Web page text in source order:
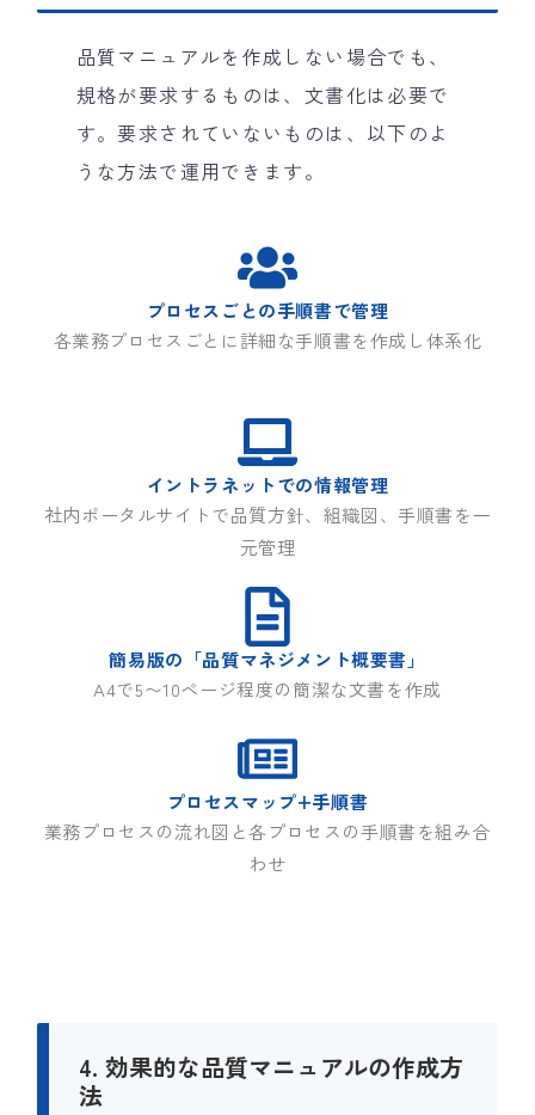
品質マニュアルを作成しない場合でも、
規格が要求するものは、文書化は必要で
す。要求されていないものは、以下のよ
うな方法で運用できます。
プロセスごとの手順書で管理
各業務プロセスごとに詳細な手順書を作成し体系化
イントラネットでの情報管理
社内ポータルサイトで品質方針、組織図、手順書を一
元管理
簡易版の「品質マネジメント概要書」
A4で5〜10ページ程度の簡潔な文書を作成
プロセスマップ+手順書
業務プロセスの流れ図と各プロセスの手順書を組み合
わせ
4. 効果的な品質マニュアルの作成方
法